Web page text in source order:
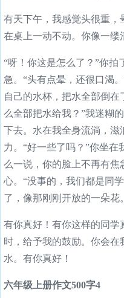
有天下午，我感觉头很重，
在桌上一动不动。你像一缕
“呀！你这是怎么了？”你拍
急。“头有点晕，还很口渴
自己的水杯，把水全部倒
么全部把水给我？”我迷糊
下去。水在我全身流淌，
力。“好一些了吗？”你坐在
么一说，你的脸上不再有焦
心。“没事的，我们都是同
了，像那刚刚开放的一朵花
有你真好！有你这样的同
时，给予我的鼓励。你会
水。有你真好！
六年级上册作文500字4